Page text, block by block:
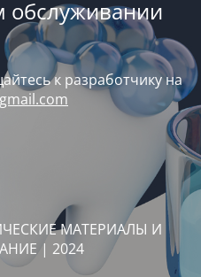
обслуживании
к разработчику на
МАТЕРИАЛЫ И
| 2024